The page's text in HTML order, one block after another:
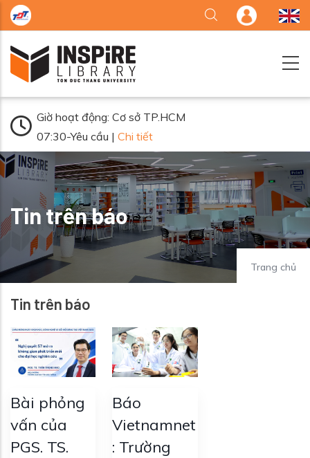
Nhảy đến nội dung
Giờ hoạt động: Cơ sở TP.HCM
07:30-Yêu cầu | Chi tiết
Tin trên báo
Trang chủ
Tin trên báo
Bài phỏng
vấn của
PGS. TS.
Báo
Vietnamnet
: Trường